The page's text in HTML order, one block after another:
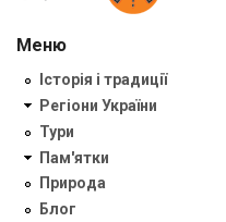
Меню
Історія і традиції
Регіони України
Тури
Пам'ятки
Природа
Блог